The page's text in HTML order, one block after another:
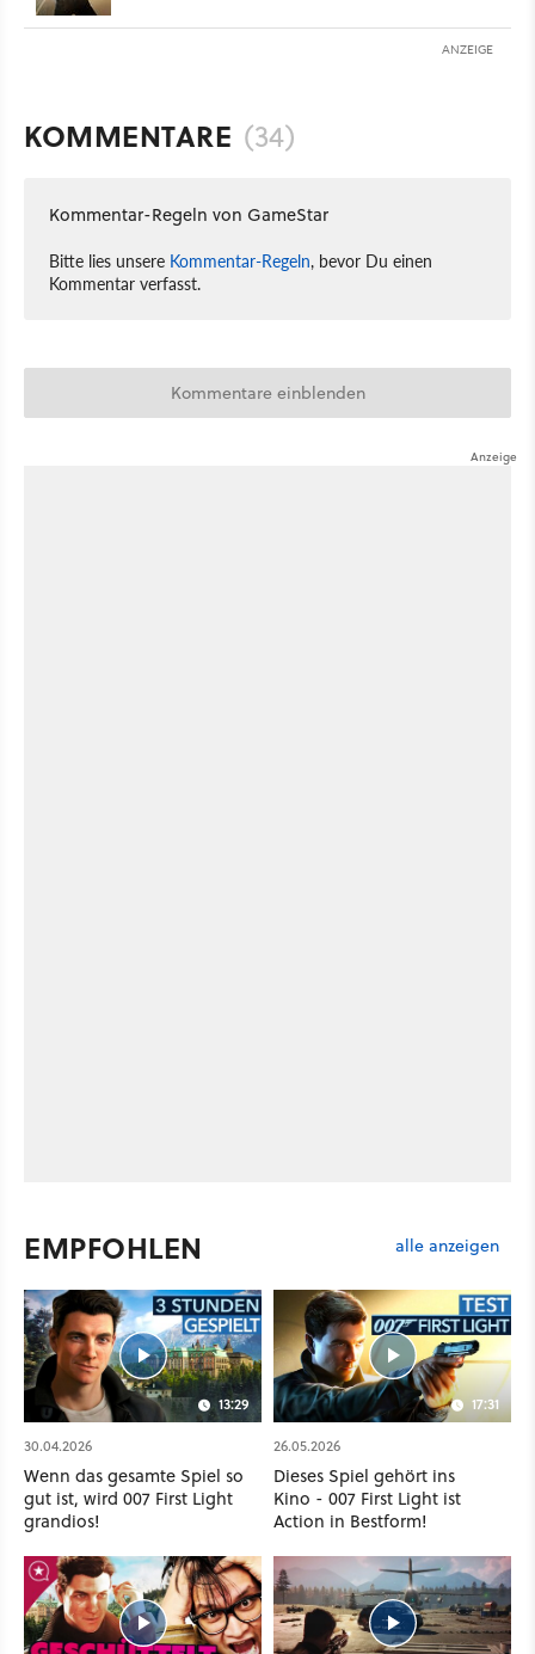
ANZEIGE
KOMMENTARE (34)
Kommentar-Regeln von GameStar
Bitte lies unsere Kommentar-Regeln, bevor Du einen
Kommentar verfasst.
Kommentare einblenden
EMPFOHLEN alle anzeigen
13:29
30.04.2026
Wenn das gesamte Spiel so
gut ist, wird 007 First Light
grandios!
17:31
26.05.2026
Dieses Spiel gehört ins
Kino - 007 First Light ist
Action in Bestform!